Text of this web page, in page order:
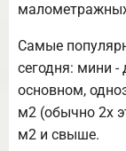
Самые
сегодня: мини
основном,
м2 (обычно 2х
м2 и свыше.